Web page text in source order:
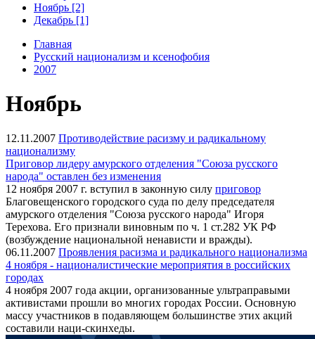
Ноябрь [2]
Декабрь [1]
Главная
Русский национализм и ксенофобия
2007
Ноябрь
12.11.2007 Противодействие расизму и радикальному
национализму
Приговор лидеру амурского отделения "Союза русского
народа" оставлен без изменения
12 ноября 2007 г. вступил в законную силу приговор
Благовещенского городского суда по делу председателя
амурского отделения "Союза русского народа" Игоря
Терехова. Его признали виновным по ч. 1 ст.282 УК РФ
(возбуждение национальной ненависти и вражды).
06.11.2007 Проявления расизма и радикального национализма
4 ноября - националистические мероприятия в российских
городах
4 ноября 2007 года акции, организованные ультраправыми
активистами прошли во многих городах России. Основную
массу участников в подавляющем большинстве этих акций
составили наци-скинхеды.